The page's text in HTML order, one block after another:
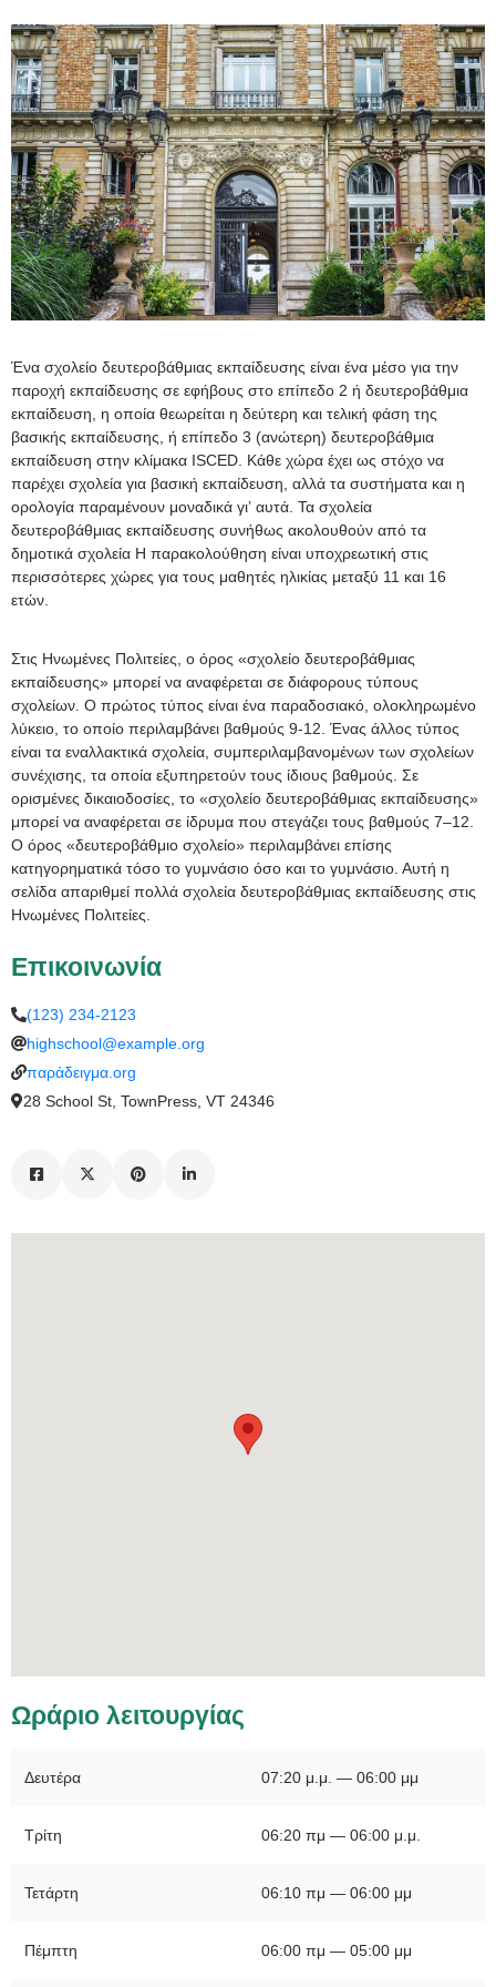
Ένα σχολείο δευτεροβάθμιας εκπαίδευσης είναι ένα μέσο για την
παροχή εκπαίδευσης σε εφήβους στο επίπεδο 2 ή δευτεροβάθμια
εκπαίδευση, η οποία θεωρείται η δεύτερη και τελική φάση της
βασικής εκπαίδευσης, ή επίπεδο 3 (ανώτερη) δευτεροβάθμια
εκπαίδευση στην κλίμακα ISCED. Κάθε χώρα έχει ως στόχο να
παρέχει σχολεία για βασική εκπαίδευση, αλλά τα συστήματα και η
ορολογία παραμένουν μοναδικά γι’ αυτά. Τα σχολεία
δευτεροβάθμιας εκπαίδευσης συνήθως ακολουθούν από τα
δημοτικά σχολεία Η παρακολούθηση είναι υποχρεωτική στις
περισσότερες χώρες για τους μαθητές ηλικίας μεταξύ 11 και 16
ετών.
Στις Ηνωμένες Πολιτείες, ο όρος «σχολείο δευτεροβάθμιας
εκπαίδευσης» μπορεί να αναφέρεται σε διάφορους τύπους
σχολείων. Ο πρώτος τύπος είναι ένα παραδοσιακό, ολοκληρωμένο
λύκειο, το οποίο περιλαμβάνει βαθμούς 9-12. Ένας άλλος τύπος
είναι τα εναλλακτικά σχολεία, συμπεριλαμβανομένων των σχολείων
συνέχισης, τα οποία εξυπηρετούν τους ίδιους βαθμούς. Σε
ορισμένες δικαιοδοσίες, το «σχολείο δευτεροβάθμιας εκπαίδευσης»
μπορεί να αναφέρεται σε ίδρυμα που στεγάζει τους βαθμούς 7–12.
Ο όρος «δευτεροβάθμιο σχολείο» περιλαμβάνει επίσης
κατηγορηματικά τόσο το γυμνάσιο όσο και το γυμνάσιο. Αυτή η
σελίδα απαριθμεί πολλά σχολεία δευτεροβάθμιας εκπαίδευσης στις
Ηνωμένες Πολιτείες.
Επικοινωνία
(123) 234-2123
highschool@example.org
παράδειγμα.org
28 School St, TownPress, VT 24346
Ωράριο λειτουργίας
Δευτέρα 07:20 μ.μ. — 06:00 μμ
Τρίτη 06:20 πμ — 06:00 μ.μ.
Τετάρτη 06:10 πμ — 06:00 μμ
Πέμπτη 06:00 πμ — 05:00 μμ